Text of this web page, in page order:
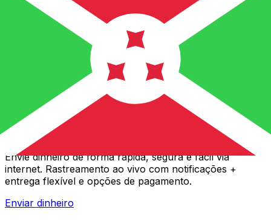
Transferência internacional de dinheiro Xe
Envie dinheiro de forma rápida, segura e fácil via
internet. Rastreamento ao vivo com notificações +
entrega flexível e opções de pagamento.
Enviar dinheiro